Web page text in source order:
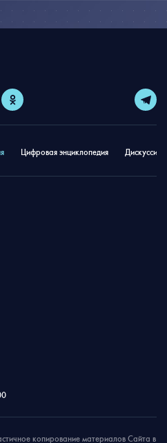
Цифровая энциклопедия
копирование материалов Сайта в